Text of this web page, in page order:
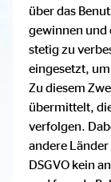
über das
gewinnen und
stetig zu
eingesetzt,
Zu diesem
übermittelt,
verfolgen.
andere
DSGVO kein